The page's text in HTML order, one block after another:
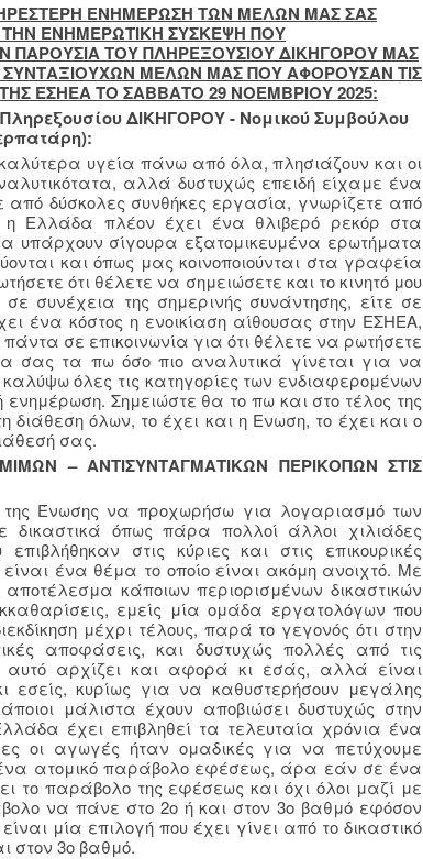
ΕΝΗΜΕΡΩΣΗ ΤΩΝ ΜΕΛΩΝ ΜΑΣ ΣΑΣ
ΕΝΗΜΕΡΩΤΙΚΗ ΣΥΣΚΕΨΗ ΠΟΥ
ΤΟΥ ΠΛΗΡΕΞΟΥΣΙΟΥ ΔΙΚΗΓΟΡΟΥ ΜΑΣ
ΣΥΝΤΑΞΙΟΥΧΩΝ ΜΕΛΩΝ ΜΑΣ ΠΟΥ ΑΦΟΡΟΥΣΑΝ ΤΙΣ
ΕΣΗΕΑ ΤΟ ΣΑΒΒΑΤΟ 29 ΝΟΕΜΒΡΙΟΥ 2025:
ΔΙΚΗΓΟΡΟΥ - Νομικού Συμβούλου
υγεία πάνω από όλα, πλησιάζουν και οι
αλλά δυστυχώς επειδή είχαμε ένα
από δύσκολες συνθήκες εργασία, γνωρίζετε από
Ελλάδα πλέον έχει ένα θλιβερό ρεκόρ στα
υπάρχουν σίγουρα εξατομικευμένα ερωτήματα
και όπως μας κοινοποιούνται στα γραφεία
ότι θέλετε να σημειώσετε και το κινητό μου
συνέχεια της σημερινής συνάντησης, είτε σε
ένα κόστος η ενοικίαση αίθουσας στην ΕΣΗΕΑ,
σε επικοινωνία για ότι θέλετε να ρωτήσετε
σας τα πω όσο πιο αναλυτικά γίνεται για να
όλες τις κατηγορίες των ενδιαφερομένων
Σημειώστε θα το πω και στο τέλος της
διάθεση όλων, το έχει και η Ενωση, το έχει και ο
σας.
– ΑΝΤΙΣΥΝΤΑΓΜΑΤΙΚΩΝ ΠΕΡΙΚΟΠΩΝ ΣΤΙΣ
της Ένωσης να προχωρήσω για λογαριασμό των
δικαστικά όπως πάρα πολλοί άλλοι χιλιάδες
στις κύριες και στις επικουρικές
ένα θέμα το οποίο είναι ακόμη ανοιχτό. Με
κάποιων περιορισμένων δικαστικών
εμείς μία ομάδα εργατολόγων που
μέχρι τέλους, παρά το γεγονός ότι στην
αποφάσεις, και δυστυχώς πολλές από τις
αυτό αρχίζει και αφορά κι εσάς, αλλά είναι
εσείς, κυρίως για να καθυστερήσουν μεγάλης
μάλιστα έχουν αποβιώσει δυστυχώς στην
έχει επιβληθεί τα τελευταία χρόνια ένα
οι αγωγές ήταν ομαδικές για να πετύχουμε
ένα ατομικό παράβολο εφέσεως, άρα εάν σε ένα
το παράβολο της εφέσεως και όχι όλοι μαζί με
να πάνε στο 2ο ή και στον 3ο βαθμό εφόσον
μία επιλογή που έχει γίνει από το δικαστικό
στον 3ο βαθμό.